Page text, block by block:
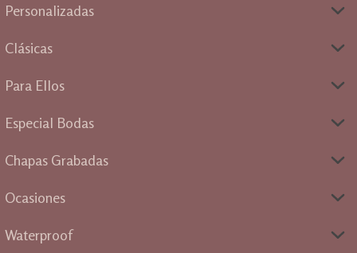
Personalizadas
Clásicas
Para Ellos
Especial Bodas
Chapas Grabadas
Ocasiones
Waterproof